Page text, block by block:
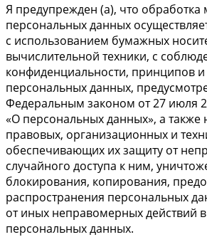
Я предупрежден (а), что обработка
персональных данных
с использованием бумажных
вычислительной техники, с
конфиденциальности, принципов
персональных данных,
Федеральным законом от 27 июля
«О персональных данных», а
правовых, организационных и
обеспечивающих их защиту от
случайного доступа к ним,
блокирования, копирования,
распространения персональных
от иных неправомерных действий
персональных данных.